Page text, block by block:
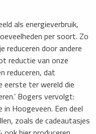
als energieverbruik,
per soort. Zo
reduceren door andere
reductie van onze
reduceren, dat
eerste ter wereld die
Bogers vervolgt:
Hoogeveen. Een deel
zoals de cadeautasjes